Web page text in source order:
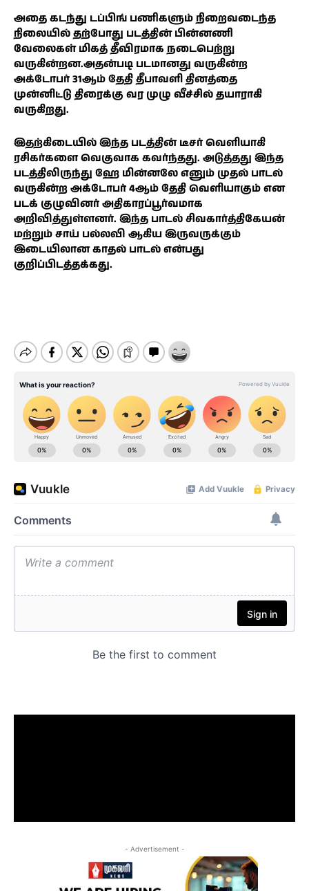
அதை கடந்து டப்பிங் பணிகளும் நிறைவடைந்த
நிலையில் தற்போது படத்தின் பின்னணி
வேலைகள் மிகத் தீவிரமாக நடைபெற்று
வருகின்றன.அதன்படி படமானது வருகின்ற
அக்டோபர் 31ஆம் தேதி தீபாவளி தினத்தை
முன்னிட்டு திரைக்கு வர முழு வீச்சில் தயாராகி
வருகிறது.
இதற்கிடையில் இந்த படத்தின் டீசர் வெளியாகி
ரசிகர்களை வெகுவாக கவர்ந்தது. அடுத்தது இந்த
படத்திலிருந்து ஹே மின்னலே எனும் முதல் பாடல்
வருகின்ற அக்டோபர் 4ஆம் தேதி வெளியாகும் என
படக் குழுவினர் அதிகாரப்பூர்வமாக
அறிவித்துள்ளனர். இந்த பாடல் சிவகார்த்திகேயன்
மற்றும் சாய் பல்லவி ஆகிய இருவருக்கும்
இடையிலான காதல் பாடல் என்பது
குறிப்பிடத்தக்கது.
- Advertisement -